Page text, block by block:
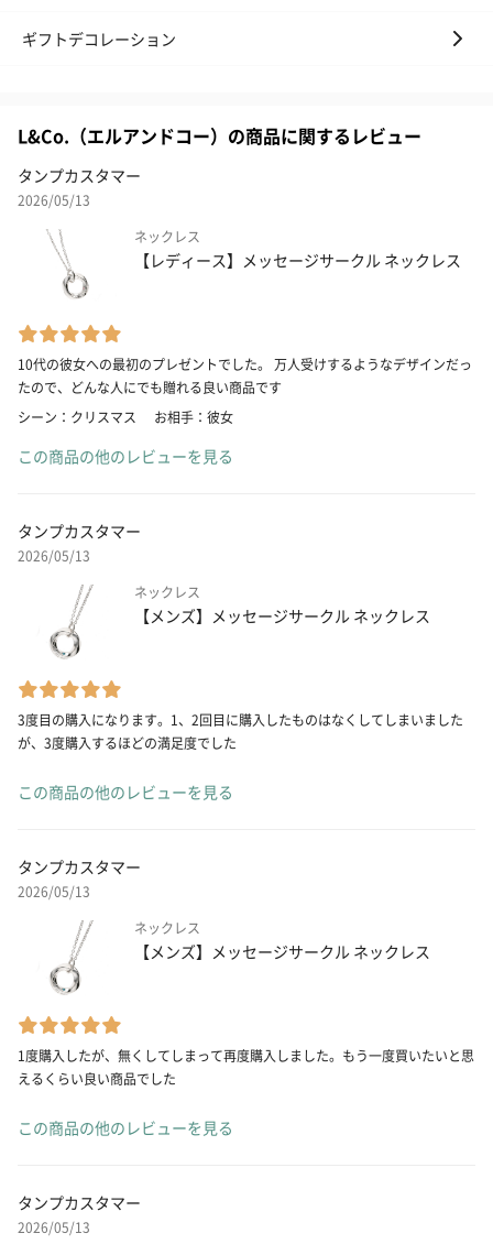
ギフトデコレーション
L&Co.（エルアンドコー）の商品に関するレビュー
タンプカスタマー
2026/05/13
ネックレス
【レディース】メッセージサークル ネックレス
10代の彼女への最初のプレゼントでした。 万人受けするようなデザインだっ
たので、どんな人にでも贈れる良い商品です
シーン：クリスマス
お相手：彼女
この商品の他のレビューを見る
タンプカスタマー
2026/05/13
ネックレス
【メンズ】メッセージサークル ネックレス
3度目の購入になります。1、2回目に購入したものはなくしてしまいました
が、3度購入するほどの満足度でした
この商品の他のレビューを見る
タンプカスタマー
2026/05/13
ネックレス
【メンズ】メッセージサークル ネックレス
1度購入したが、無くしてしまって再度購入しました。もう一度買いたいと思
えるくらい良い商品でした
この商品の他のレビューを見る
タンプカスタマー
2026/05/13